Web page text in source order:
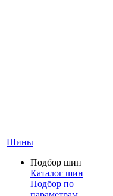
Шины
Подбор шин
Каталог шин
Подбор по